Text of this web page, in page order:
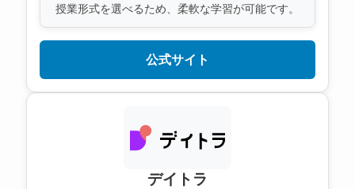
授業形式を選べるため、柔軟な学習が可能です。
公式サイト
デイトラ